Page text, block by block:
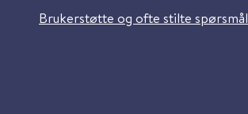
Brukerstøtte og ofte stilte spørsmål